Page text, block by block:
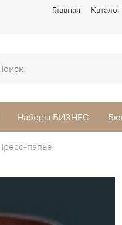
Главная Каталог
Наборы БИЗНЕС
папье